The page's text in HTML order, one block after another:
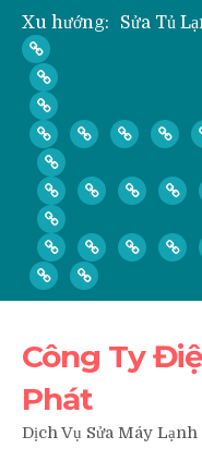
Xu hướng:
Dịch Vụ
Công Ty
Phát
Dịch Vụ Sửa Máy Lạnh